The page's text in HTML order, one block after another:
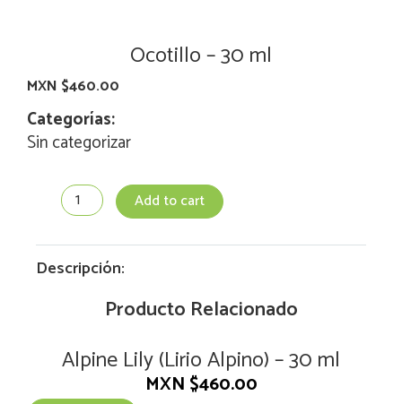
Ocotillo – 30 ml
MXN $460.00
Categorías:
Sin categorizar
Ocotillo
ml
quantity
Add to cart
Descripción:
Producto Relacionado
Alpine Lily (Lirio Alpino) – 30 ml
MXN $460.00